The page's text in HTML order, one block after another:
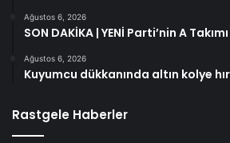
Ağustos 6, 2026
SON DAKİKA | YENİ Parti’nin A
Ağustos 6, 2026
Kuyumcu dükkanında altın kolye
Rastgele Haberler